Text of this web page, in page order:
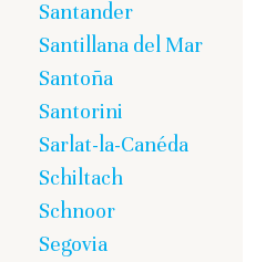
Santander
Santillana del Mar
Santoña
Santorini
Sarlat-la-Canéda
Schiltach
Schnoor
Segovia